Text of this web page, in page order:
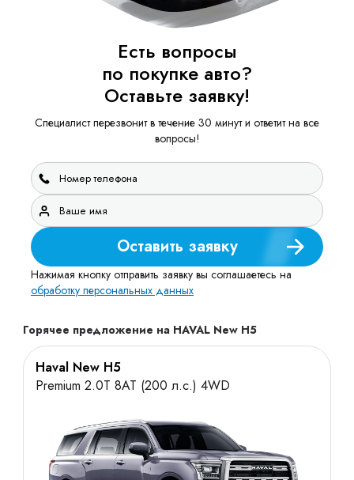
Есть вопросы
по покупке авто?
Оставьте заявку!
Специалист перезвонит в течение 30 минут и ответит на все
вопросы!
Оставить заявку
Нажимая кнопку отправить заявку вы соглашаетесь на
обработку персональных данных
Горячее предложение на HAVAL New H5
Haval New H5
Premium 2.0T 8AT (200 л.с.) 4WD